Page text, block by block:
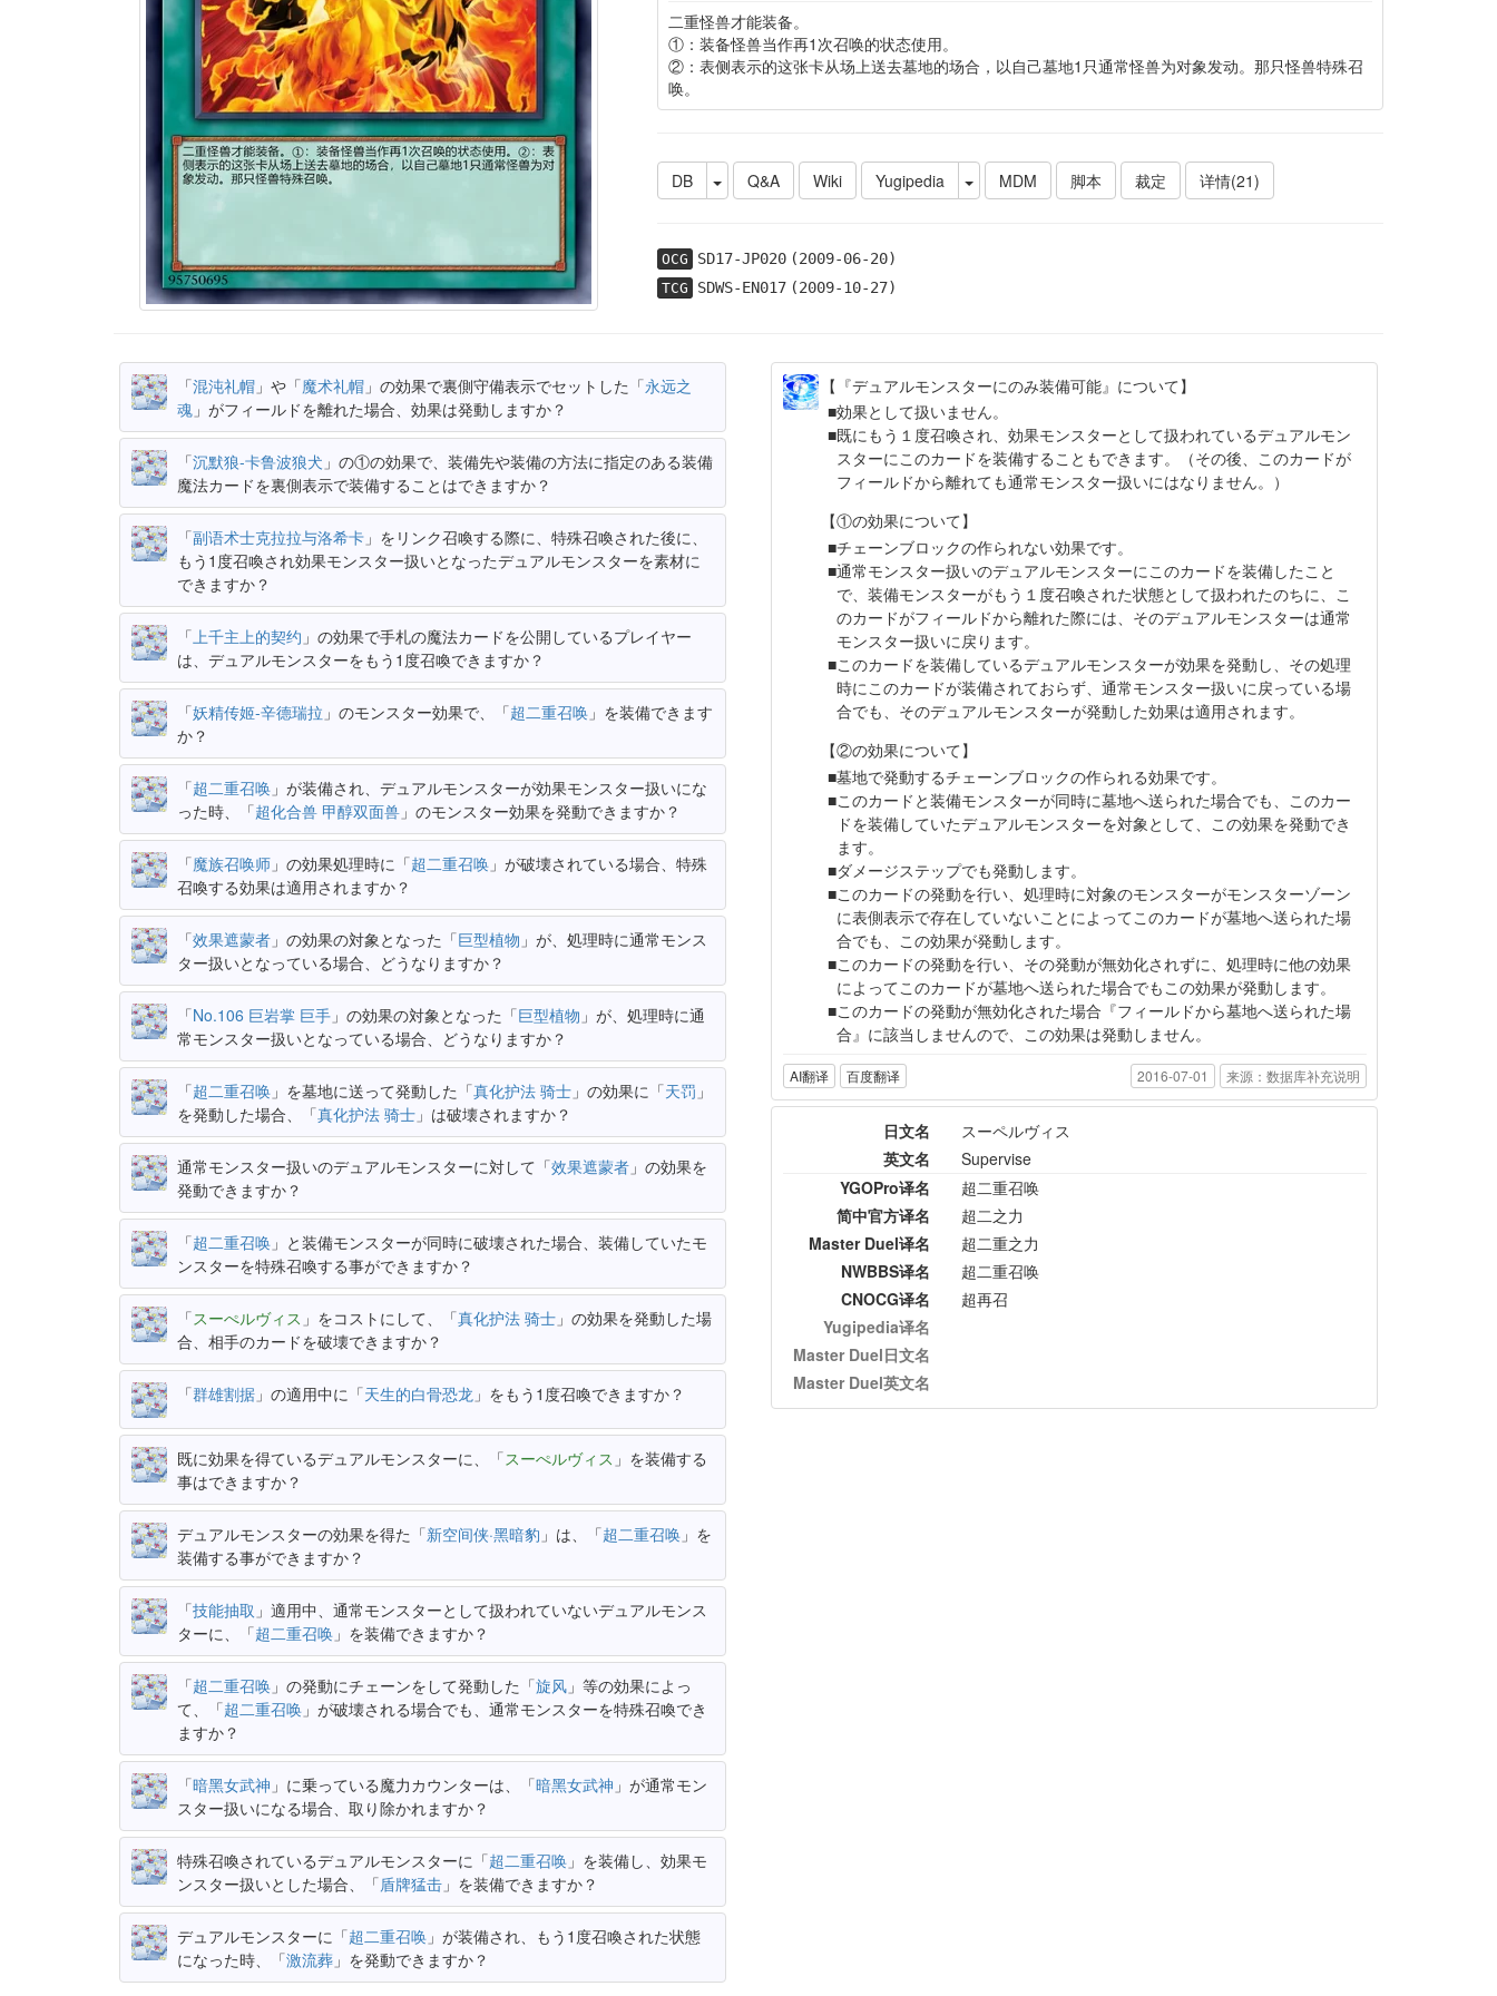
二重怪兽才能装备。
①：装备怪兽当作再1次召唤的状态使用。
②：表侧表示的这张卡从场上送去墓地的场合，以自己墓地1只通常怪兽为对象发动。那只怪兽特殊召
唤。
DB Q&A Wiki Yugipedia MDM 脚本 裁定 详情(21)
OCG SD17-JP020(2009-06-20)
TCG SDWS-EN017(2009-10-27)
「混沌礼帽 」や「魔术礼帽 」の効果で裏側守備表示でセットした「永远之
魂 」がフィールドを離れた場合、効果は発動しますか？
「沉默狼-卡鲁波狼犬 」の①の効果で、装備先や装備の方法に指定のある装備
魔法カードを裏側表示で装備することはできますか？
「副语术士克拉拉与洛希卡 」をリンク召喚する際に、特殊召喚された後に、
もう1度召喚され効果モンスター扱いとなったデュアルモンスターを素材に
できますか？
「 上千主上的契约 」の効果で手札の魔法カードを公開しているプレイヤー
は、デュアルモンスターをもう1度召喚できますか？
「妖精传姬-辛德瑞拉 」のモンスター効果で、「超二重召唤 」を装備できます
か？
「超二重召唤 」が装備され、デュアルモンスターが効果モンスター扱いにな
った時、「超化合兽 甲醇双面兽 」のモンスター効果を発動できますか？
「魔族召唤师 」の効果処理時に「超二重召唤 」が破壊されている場合、特殊
召喚する効果は適用されますか？
「效果遮蒙者 」の効果の対象となった「巨型植物 」が、処理時に通常モンス
ター扱いとなっている場合、どうなりますか？
「No.106 巨岩掌 巨手 」の効果の対象となった「巨型植物 」が、処理時に通
常モンスター扱いとなっている場合、どうなりますか？
「超二重召唤 」を墓地に送って発動した「真化护法 骑士 」の効果に「天罚 」
を発動した場合、「真化护法 骑士 」は破壊されますか？
通常モンスター扱いのデュアルモンスターに対して「效果遮蒙者 」の効果を
発動できますか？
「超二重召唤 」と装備モンスターが同時に破壊された場合、装備していたモ
ンスターを特殊召喚する事ができますか？
「スーぺルヴィス 」をコストにして、「真化护法 骑士 」の効果を発動した場
合、相手のカードを破壊できますか？
「群雄割据 」の適用中に「天生的白骨恐龙 」をもう1度召喚できますか？
既に効果を得ているデュアルモンスターに、「スーぺルヴィス 」を装備する
事はできますか？
デュアルモンスターの効果を得た「新空间侠·黑暗豹 」は、「超二重召唤 」を
装備する事ができますか？
「技能抽取 」適用中、通常モンスターとして扱われていないデュアルモンス
ターに、「超二重召唤 」を装備できますか？
「超二重召唤 」の発動にチェーンをして発動した「旋风 」等の効果によっ
て、「超二重召唤 」が破壊される場合でも、通常モンスターを特殊召喚でき
ますか？
「暗黑女武神 」に乗っている魔力カウンターは、「暗黑女武神 」が通常モン
スター扱いになる場合、取り除かれますか？
特殊召喚されているデュアルモンスターに「超二重召唤 」を装備し、効果モ
ンスター扱いとした場合、「盾牌猛击 」を装備できますか？
デュアルモンスターに「超二重召唤 」が装備され、もう1度召喚された状態
になった時、「激流葬 」を発動できますか？
【『デュアルモンスターにのみ装備可能』について】
効果として扱いません。
既にもう１度召喚され、効果モンスターとして扱われているデュアルモン
スターにこのカードを装備することもできます。（その後、このカードが
フィールドから離れても通常モンスター扱いにはなりません。）
【①の効果について】
チェーンブロックの作られない効果です。
通常モンスター扱いのデュアルモンスターにこのカードを装備したこと
で、装備モンスターがもう１度召喚された状態として扱われたのちに、こ
のカードがフィールドから離れた際には、そのデュアルモンスターは通常
モンスター扱いに戻ります。
このカードを装備しているデュアルモンスターが効果を発動し、その処理
時にこのカードが装備されておらず、通常モンスター扱いに戻っている場
合でも、そのデュアルモンスターが発動した効果は適用されます。
【②の効果について】
墓地で発動するチェーンブロックの作られる効果です。
このカードと装備モンスターが同時に墓地へ送られた場合でも、このカー
ドを装備していたデュアルモンスターを対象として、この効果を発動でき
ます。
ダメージステップでも発動します。
このカードの発動を行い、処理時に対象のモンスターがモンスターゾーン
に表側表示で存在していないことによってこのカードが墓地へ送られた場
合でも、この効果が発動します。
このカードの発動を行い、その発動が無効化されずに、処理時に他の効果
によってこのカードが墓地へ送られた場合でもこの効果が発動します。
このカードの発動が無効化された場合『フィールドから墓地へ送られた場
合』に該当しませんので、この効果は発動しません。
AI翻译 百度翻译 2016-07-01 来源：数据库补充说明
日文名
スーペルヴィス
英文名
Supervise
YGOPro译名
超二重召唤
简中官方译名
超二之力
Master Duel译名
超二重之力
NWBBS译名
超二重召唤
CNOCG译名
超再召
Yugipedia译名
Master Duel日文名
Master Duel英文名